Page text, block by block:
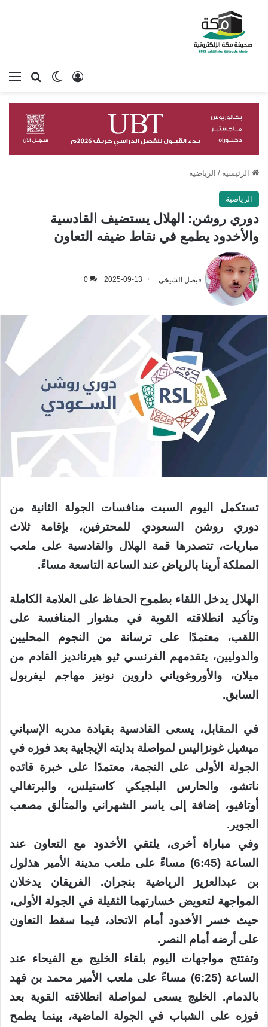
بحثالوضع
تسجيل الدخول
الرئيسية / الرياضية
الرياضية
دوري روشن: الهلال يستضيف القادسية
والأخدود يطمع في نقاط ضيفه التعاون
فيصل الشيخي 2025-09-13
0
تستكمل اليوم السبت منافسات الجولة الثانية من
دوري روشن السعودي للمحترفين، بإقامة ثلاث
مباريات، تتصدرها قمة الهلال والقادسية على ملعب
المملكة أرينا بالرياض عند الساعة التاسعة مساءً.
الهلال يدخل اللقاء بطموح الحفاظ على العلامة الكاملة
وتأكيد انطلاقته القوية في مشوار المنافسة على
اللقب، معتمدًا على ترسانة من النجوم المحليين
والدوليين، يتقدمهم الفرنسي ثيو هيرنانديز القادم من
ميلان، والأوروغوياني داروين نونيز مهاجم ليفربول
السابق.
في المقابل، يسعى القادسية بقيادة مدربه الإسباني
ميشيل غونزاليس لمواصلة بدايته الإيجابية بعد فوزه في
الجولة الأولى على النجمة، معتمدًا على خبرة قائده
ناتشو، والحارس البلجيكي كاستيلس، والبرتغالي
أوتافيو، إضافة إلى ياسر الشهراني والمتألق مصعب
الجوير.
وفي مباراة أخرى، يلتقي الأخدود مع التعاون عند
الساعة (6:45) مساءً على ملعب مدينة الأمير هذلول
بن عبدالعزيز الرياضية بنجران. الفريقان يدخلان
المواجهة لتعويض خسارتهما الثقيلة في الجولة الأولى،
حيث خسر الأخدود أمام الاتحاد، فيما سقط التعاون
على أرضه أمام النصر.
وتفتتح مواجهات اليوم بلقاء الخليج مع الفيحاء عند
الساعة (6:25) مساءً على ملعب الأمير محمد بن فهد
بالدمام. الخليج يسعى لمواصلة انطلاقته القوية بعد
فوزه على الشباب في الجولة الماضية، بينما يطمح